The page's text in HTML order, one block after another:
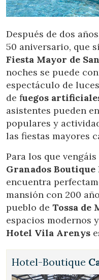
Después de dos
50 aniversario, que
Fiesta Mayor de
noches se puede
espectáculo de
de fuegos
asistentes pueden
populares y
las fiestas mayores
Para los que
Granados Boutique
encuentra
mansión con 200
pueblo de Tossa de
espacios modernos
Hotel Vila Arenys
Hotel-Boutique